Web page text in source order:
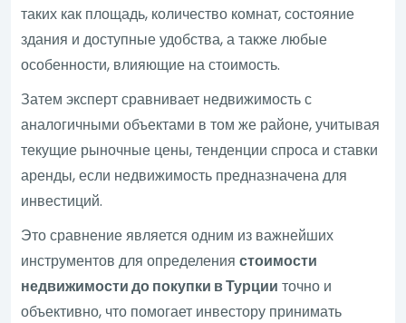
таких как площадь, количество комнат, состояние
здания и доступные удобства, а также любые
особенности, влияющие на стоимость.
Затем эксперт сравнивает недвижимость с
аналогичными объектами в том же районе, учитывая
текущие рыночные цены, тенденции спроса и ставки
аренды, если недвижимость предназначена для
инвестиций.
Это сравнение является одним из важнейших
инструментов для определениястоимости
недвижимости до покупки в Турции точно и
объективно, что помогает инвестору принимать